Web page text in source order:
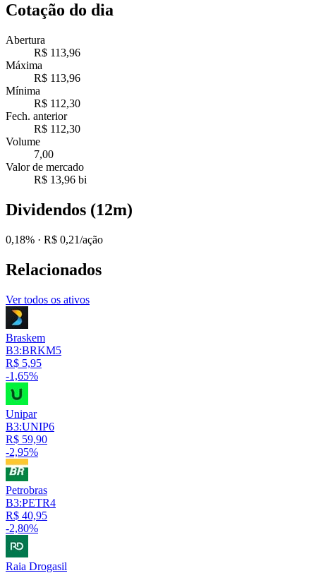
Cotação do dia
Abertura
R$ 113,96
Máxima
R$ 113,96
Mínima
R$ 112,30
Fech. anterior
R$ 112,30
Volume
7,00
Valor de mercado
R$ 13,96 bi
Dividendos (12m)
0,18% · R$ 0,21/ação
Relacionados
Ver todos os ativos
Braskem
B3:BRKM5
R$ 5,95
-1,65%
Unipar
B3:UNIP6
R$ 59,90
-2,95%
Petrobras
B3:PETR4
R$ 40,95
-2,80%
Raia Drogasil